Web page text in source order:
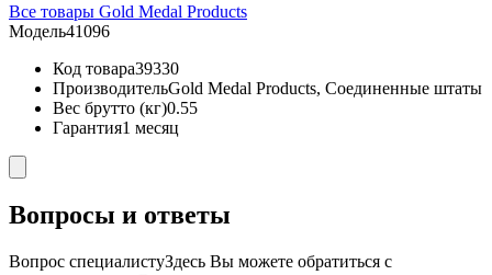
Все товары Gold Medal Products
Модель41096
Код товара39330
ПроизводительGold Medal Products, Соединенные штаты
Вес брутто (кг)0.55
Гарантия1 месяц
Вопросы и ответы
Вопрос специалистуЗдесь Вы можете обратиться с